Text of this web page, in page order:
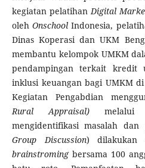
kegiatan pelatihanDigital
olehOnschool Indonesia,
Dinas Koperasi dan UKM
membantu kelompok UMKM
pendampingan terkait kredit
inklusi keuangan bagi UMKM
Kegiatan Pengabdian
Rural Appraisal)
mengidentifikasi masalah
Group Discussion) dilakukan
brainstromingbersama 100